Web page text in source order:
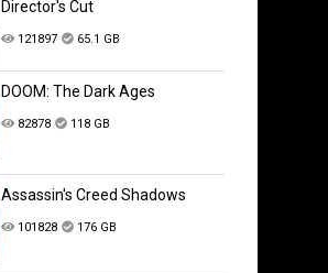
Director's Cut
121897 65.1 GB
DOOM: The Dark Ages
82878 118 GB
Assassin's Creed Shadows
101828 176 GB